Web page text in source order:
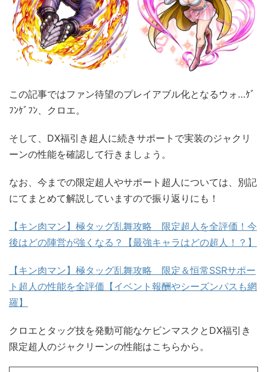
この記事ではファン待望のプレイアブル化となるウォ…ｹﾞ
ﾌﾝｹﾞﾌﾝ、クロエ。
そして、DX福引き超人に続きサポートで実装のジャクリ
ーンの性能を確認して行きましょう。
なお、今までの限定超人やサポート超人については、別記
にてまとめて解説していますので振り返りにも！
【キン肉マン】極タッグ乱舞攻略 限定超人を全評価！今
後はどの陣営が強くなる？【最強キャラはどの超人！？】
【キン肉マン】極タッグ乱舞攻略 限定＆恒常SSRサポー
ト超人の性能を全評価【イベント報酬やシーズンパスも網
羅】
クロエとタッグ技を発動可能なケビンマスクとDX福引き
限定超人のジャクリーンの性能はこちらから。